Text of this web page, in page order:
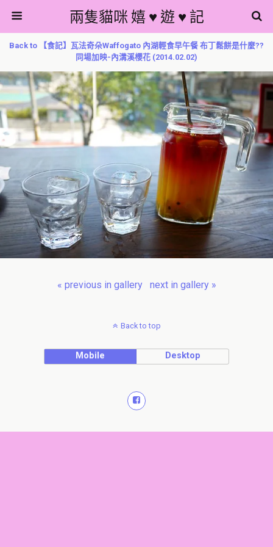
兩隻貓咪 嬉 ♥ 遊 ♥ 記
Back to 【食記】瓦法奇朵Waffogato 內湖輕食早午餐 布丁鬆餅是什麼??
同場加映-內溝溪櫻花 (2014.02.02)
« previous in gallery next in gallery »
Back to top
Mobile Desktop